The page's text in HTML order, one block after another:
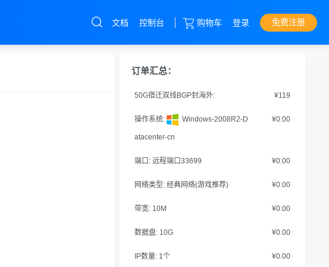
控制台
文档 控制台 购物车 登录 免费注册
订单汇总：
50G宿迁双线BGP封海外: ¥119
操作系统: Windows-2008R2-D
atacenter-cn
¥0.00
端口: 远程端口33699 ¥0.00
网络类型: 经典网络(游戏推荐) ¥0.00
带宽: 10M ¥0.00
数据盘: 10G ¥0.00
IP数量: 1个 ¥0.00